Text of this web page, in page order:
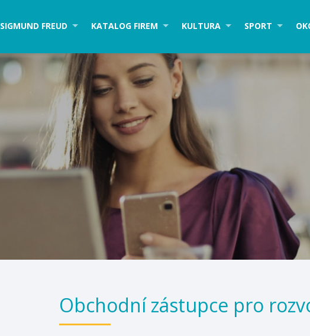
SIGMUND FREUD KATALOG FIREM KULTURA SPORT
Obchodní zástupce pro